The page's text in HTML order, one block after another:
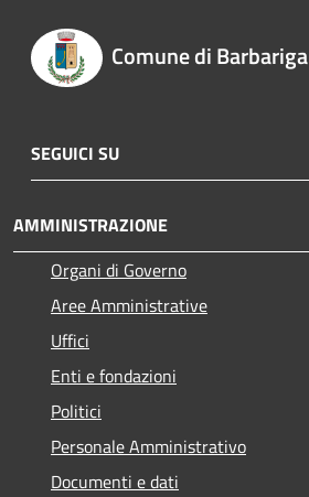
Comune di Barbariga
SEGUICI SU
AMMINISTRAZIONE
Organi di Governo
Aree Amministrative
Uffici
Enti e fondazioni
Politici
Personale Amministrativo
Documenti e dati